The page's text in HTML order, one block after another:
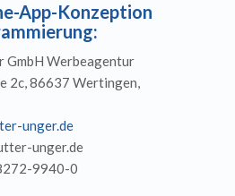
App-Konzeption
GmbH Werbeagentur
2c, 86637 Wertingen,
unger.de
unger.de
9940-0